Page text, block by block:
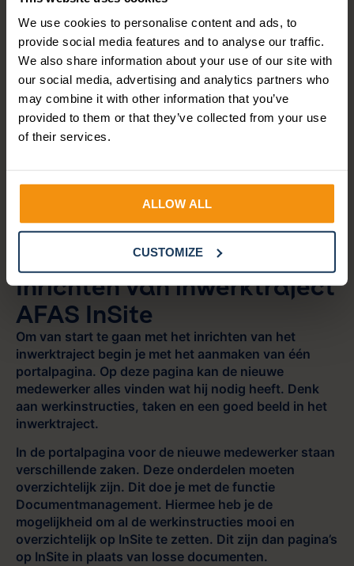
We use cookies to personalise content and ads, to
provide social media features and to analyse our traffic.
We also share information about your use of our site with
our social media, advertising and analytics partners who
may combine it with other information that you’ve
provided to them or that they’ve collected from your use
of their services.
ALLOW ALL
CUSTOMIZE
zijn en dus ook minder productief. Gebleken is dat
maar 12% van de organisaties een goed
onboardingproces heeft. 88% heeft dus nog geen
goed onboardingproces (Gallup).
Er liggen hier dus veel kansen voor organisaties. Een
negatieve onboarding-ervaring kan ervoor zorgen
dat medewerkers 2 keer zo snel uitkijken naar een
(Digitate). 10% van de werknemers neemt ontslag
vanwege een negatieve onboarding-ervaring
is het belangrijk om een goed onboardingsproces te
Inrichten van inwerktraject
AFAS InSite
Om van start te gaan met het inrichten van het
inwerktraject begin je met het aanmaken van één
portalpagina. Op deze pagina kan de nieuwe
medewerker alles vinden wat hij nodig heeft. Denk
aan werkinstructies, taken en een goed beeld in het
inwerktraject.
In de portalpagina voor de nieuwe medewerker staan
verschillende zaken. Deze onderdelen moeten
overzichtelijk zijn. Dit doe je met de functie
Documentmanagement. Hiermee heb je de
mogelijkheid om al de werkinstructies mooi en
overzichtelijk op InSite te zetten. Dit zijn dan pagina’s
op InSite in plaats van losse documenten.